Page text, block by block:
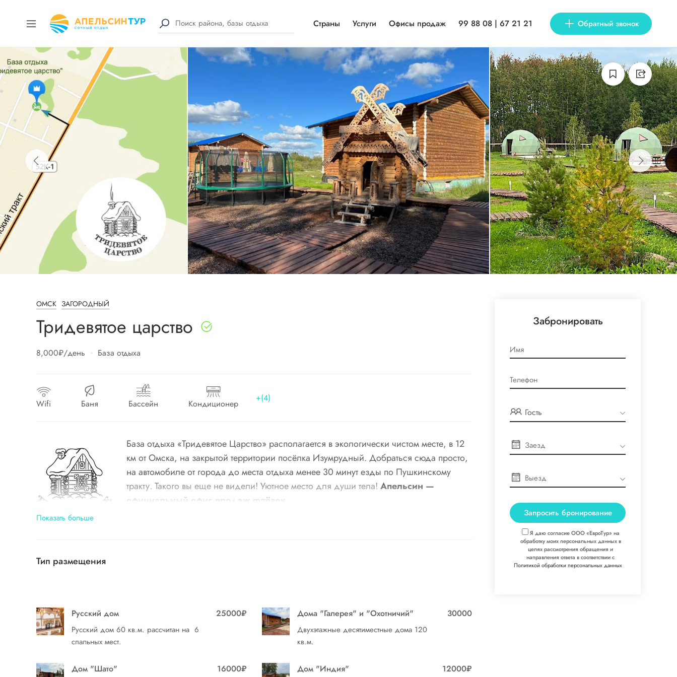
Страны Услуги Офисы продаж 99 88 08 | 67 21 21 Обратный звонок
ОМСК ЗАГОРОДНЫЙ
Тридевятое царство
8,000₽/день База отдыха
Wifi Баня Бассейн Кондиционер
+(4)
База отдыха «Тридевятое Царство» располагается в экологически чистом месте, в 12
км от Омска, на закрытой территории посёлка Изумрудный. Добраться сюда просто,
на автомобиле от города до места отдыха менее 30 минут езды по Пушкинскому
тракту. Такого вы еще не видели! Уютное место для души тела! Апельсин —
официальный офис продаж путёвок.
«Тридевятое Царство» круглогодично приглашает жителей и гостей Омска ощутить всю прелесть активного
наслаждения чистым воздухом!
В стоимость включено
Проживание в комфортабельных благоустроенных коттеджах,пользование кедровой баней и банным
Показать больше
Тип размещения
Русский дом
Русский дом 60 кв.м. рассчитан на 6
спальных мест.
25000₽ Дома "Галерея" и "Охотничий"
Двухэтажные десятиместные дома 120
кв.м.
30000
Дом "Шато" 16000₽ Дом "Индия" 12000₽
Забронировать
Гость
Я даю согласие ООО «ЕвроТур» на
обработку моих персональных данных в
целях рассмотрения обращения и
направления ответа в соответствии с
Политикой обработки персональных данных